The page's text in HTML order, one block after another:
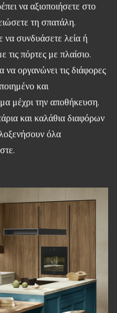
να αξιοποιήσετε στο
τη σπατάλη.
συνδυάσετε λεία ή
πόρτες με πλαίσιο.
να οργανώνει τις διάφορες
και
μέχρι την αποθήκευση.
και καλάθια διαφόρων
όλα